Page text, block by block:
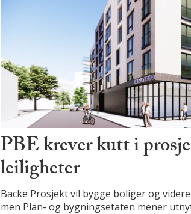
PBE krever kutt i
leiligheter
Backe Prosjekt vil bygge boliger og
men Plan- og bygningsetaten mener